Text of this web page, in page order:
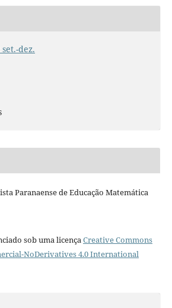
dez.
Paranaense de Educação Matemática
sob uma licençaCreative Commons
NoDerivatives 4.0 International